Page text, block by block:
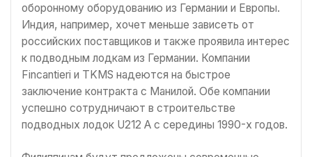
оборонному оборудованию из Германии и Европы.
Индия, например, хочет меньше зависеть от
российских поставщиков и также проявила интерес
к подводным лодкам из Германии. Компании
Fincantieri и TKMS надеются на быстрое
заключение контракта с Манилой. Обе компании
успешно сотрудничают в строительстве
подводных лодок U212 A с середины 1990-х годов.